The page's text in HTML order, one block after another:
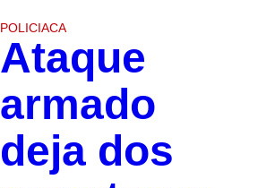
POLICIACA
Ataque
armado
deja dos